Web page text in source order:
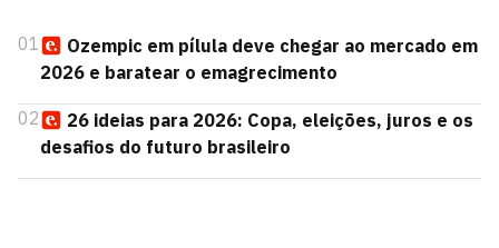
01
Ozempic em pílula deve chegar ao mercado em
2026 e baratear o emagrecimento
02
26 ideias para 2026: Copa, eleições, juros e os
desafios do futuro brasileiro